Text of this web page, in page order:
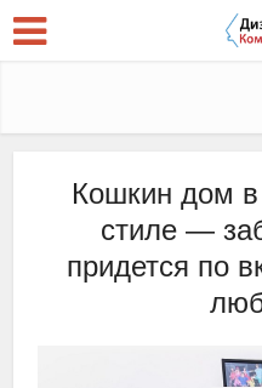
Кошкин дом в
стиле —
придется по